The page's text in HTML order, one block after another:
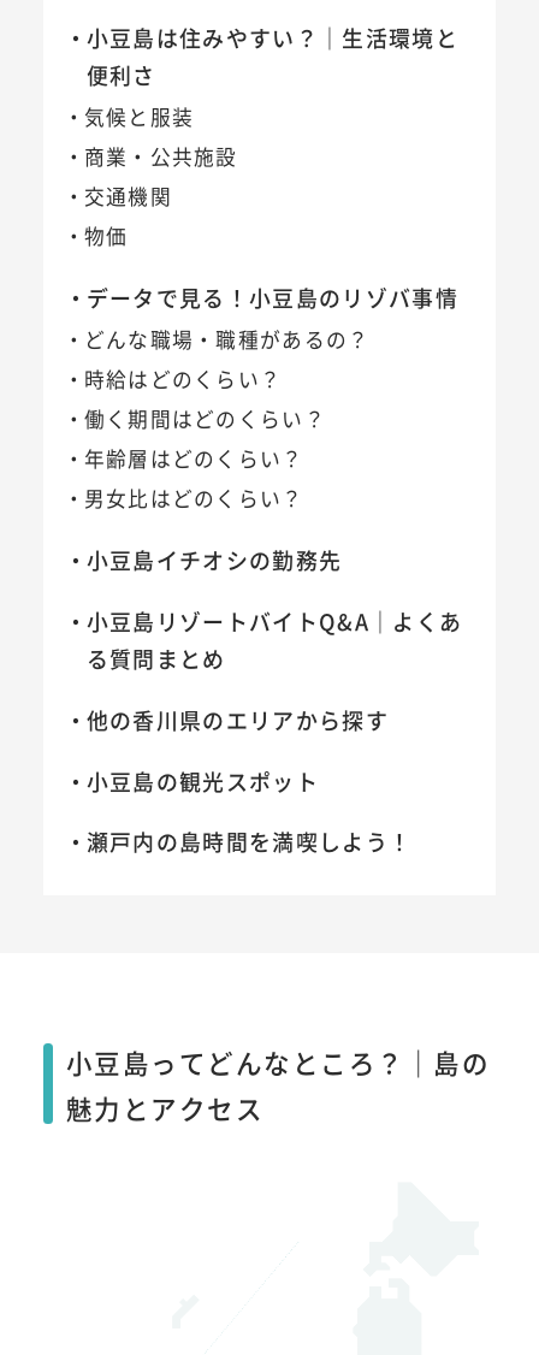
小豆島は住みやすい？｜生活環境と
便利さ
気候と服装
商業・公共施設
交通機関
物価
データで見る！小豆島のリゾバ事情
どんな職場・職種があるの？
時給はどのくらい？
働く期間はどのくらい？
年齢層はどのくらい？
男女比はどのくらい？
小豆島イチオシの勤務先
小豆島リゾートバイトQ&A｜よくあ
る質問まとめ
他の香川県のエリアから探す
小豆島の観光スポット
瀬戸内の島時間を満喫しよう！
小豆島ってどんなところ？｜島の
魅力とアクセス